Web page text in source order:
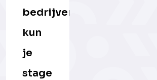
bedrijven
kun
je
stage